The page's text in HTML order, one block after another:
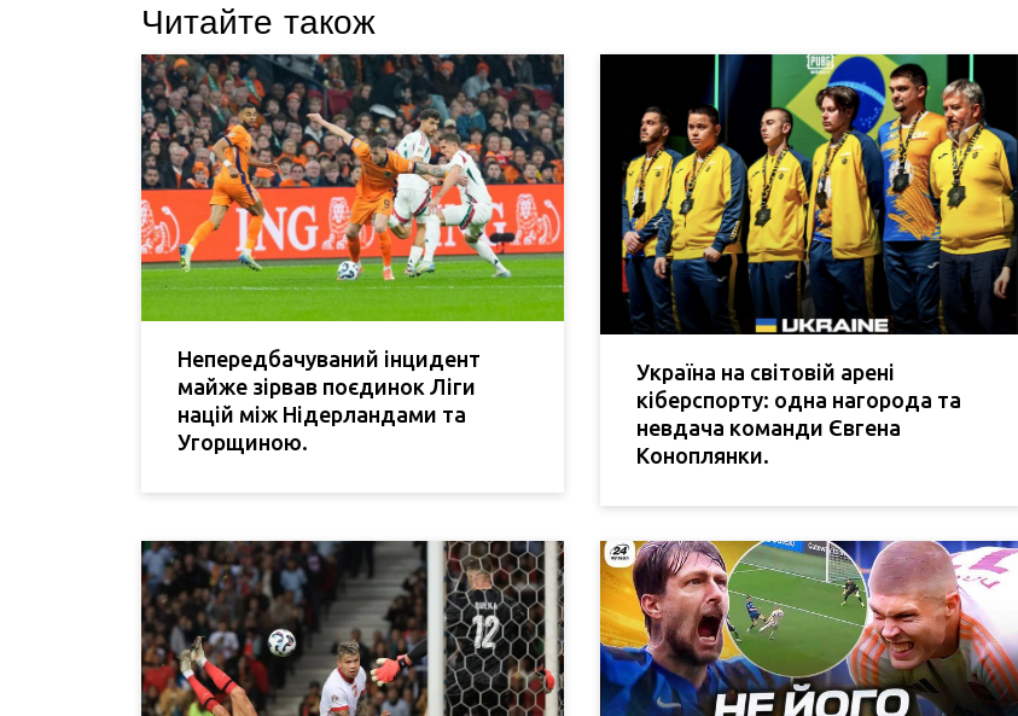
Читайте також
Непередбачуваний інцидент
майже зірвав поєдинок Ліги
націй між Нідерландами та
Угорщиною.
Україна на світовій арені
кіберспорту: одна нагорода та
невдача команди Євгена
Коноплянки.